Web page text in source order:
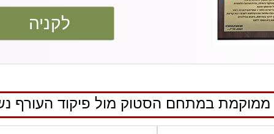
לקניה
ממוקמת במתחם הסטוק מול פיקוד העורף